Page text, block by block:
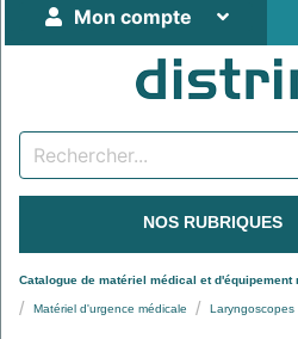
Mon compte
NOS RUBRIQUES
Catalogue de matériel médical et d'équipement
Matériel d'urgence médicale Laryngoscopes